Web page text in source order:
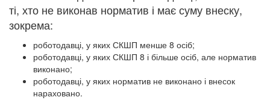
ті, хто не виконав норматив і має суму внеску,
зокрема:
роботодавці, у яких СКШП менше 8 осіб;
роботодавці, у яких СКШП 8 і більше осіб, але норматив
виконано;
роботодавці, у яких норматив не виконано і внесок
нараховано.